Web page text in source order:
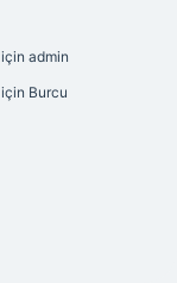
için admin
için Burcu